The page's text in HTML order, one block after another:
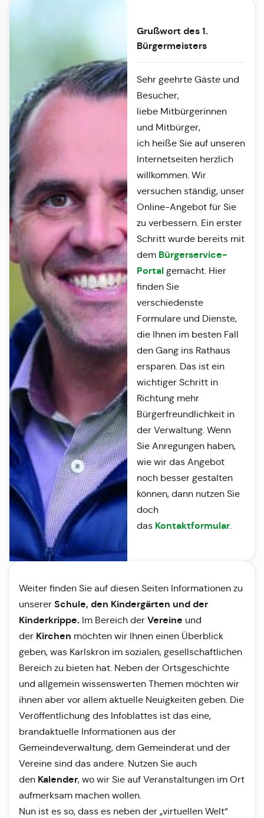
Grußwort des 1.
Bürgermeisters
Sehr geehrte Gäste und
Besucher,
liebe Mitbürgerinnen
und Mitbürger,
ich heiße Sie auf unseren
Internetseiten herzlich
willkommen. Wir
versuchen ständig, unser
Online-Angebot für Sie
zu verbessern. Ein erster
Schritt wurde bereits mit
dem Bürgerservice-
Portalgemacht. Hier
finden Sie
verschiedenste
Formulare und Dienste,
die Ihnen im besten Fall
den Gang ins Rathaus
ersparen. Das ist ein
wichtiger Schritt in
Richtung mehr
Bürgerfreundlichkeit in
der Verwaltung. Wenn
Sie Anregungen haben,
wie wir das Angebot
noch besser gestalten
können, dann nutzen Sie
doch
das Kontaktformular.
Weiter finden Sie auf diesen Seiten Informationen zu
unserer Schule, den Kindergärten und der
Kinderkrippe. Im Bereich der Vereine und
der Kirchen möchten wir Ihnen einen Überblick
geben, was Karlskron im sozialen, gesellschaftlichen
Bereich zu bieten hat. Neben der Ortsgeschichte
und allgemein wissenswerten Themen möchten wir
ihnen aber vor allem aktuelle Neuigkeiten geben. Die
Veröffentlichung des Infoblattes ist das eine,
brandaktuelle Informationen aus der
Gemeindeverwaltung, dem Gemeinderat und der
Vereine sind das andere. Nutzen Sie auch
den Kalender, wo wir Sie auf Veranstaltungen im Ort
aufmerksam machen wollen.
Nun ist es so, dass es neben der „virtuellen Welt“